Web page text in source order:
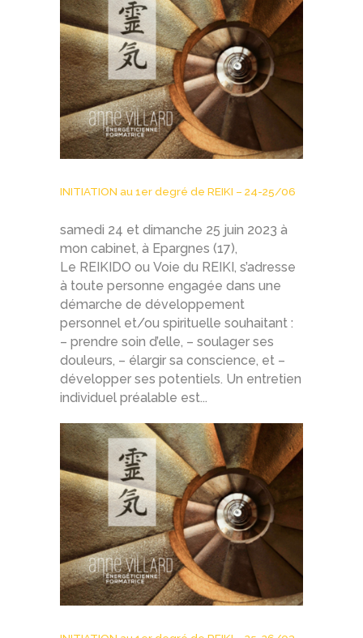
INITIATION au 1er degré de REIKI – 24-25/06
samedi 24 et dimanche 25 juin 2023 à
mon cabinet, à Epargnes (17),
Le REIKIDO ou Voie du REIKI, s’adresse
à toute personne engagée dans une
démarche de développement
personnel et/ou spirituelle souhaitant :
– prendre soin d’elle, – soulager ses
douleurs, – élargir sa conscience, et –
développer ses potentiels. Un entretien
individuel préalable est...